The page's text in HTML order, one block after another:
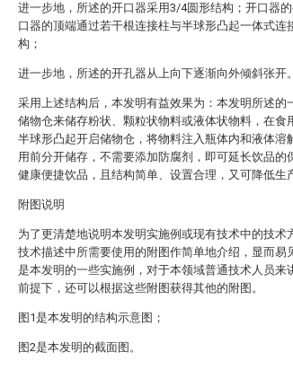
进一步地，所述的开口器采用3/4圆形结构；开口器
口器的顶端通过若干根连接柱与半球形凸起一体式连
构；
进一步地，所述的开孔器从上向下逐渐向外倾斜张开。
采用上述结构后，本发明有益效果为：本发明所述的
储物仓来储存粉状、颗粒状物料或液体状物料，在食
半球形凸起开启储物仓，将物料注入瓶体内和液体溶
用前分开储存，不需要添加防腐剂，即可延长饮品的
健康便捷饮品，且结构简单、设置合理，又可降低生
附图说明
为了更清楚地说明本发明实施例或现有技术中的技术
技术描述中所需要使用的附图作简单地介绍，显而易
是本发明的一些实施例，对于本领域普通技术人员来
前提下，还可以根据这些附图获得其他的附图。
图1是本发明的结构示意图；
图2是本发明的截面图。